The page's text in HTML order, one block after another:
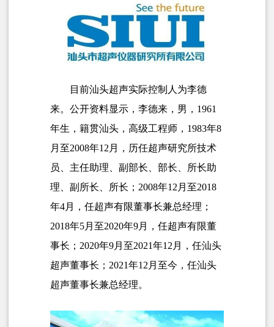
目前汕头超声实际控制人为李德
来。公开资料显示，李德来，男，1961
年生，籍贯汕头，高级工程师，1983年8
月至2008年12月，历任超声研究所技术
员、主任助理、副部长、部长、所长助
理、副所长、所长；2008年12月至2018
年4月，任超声有限董事长兼总经理；
2018年5月至2020年9月，任超声有限董
事长；2020年9月至2021年12月，任汕头
超声董事长；2021年12月至今，任汕头
超声董事长兼总经理。